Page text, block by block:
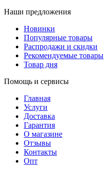
Наши предложения
Новинки
Популярные товары
Распродажи и скидки
Рекомендуемые товары
Товар дня
Помощь и сервисы
Главная
Услуги
Доставка
Гарантия
О магазине
Отзывы
Контакты
Опт